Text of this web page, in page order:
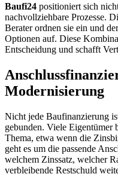
Baufi24 positioniert sich
nachvollziehbare Prozesse.
Berater ordnen sie ein und
Optionen auf. Diese
Entscheidung und schafft
Modernisierung
Nicht jede Baufinanzierung
gebunden. Viele Eigentümer
Thema, etwa wenn die
geht es um die passende
welchem Zinssatz, welcher
verbleibende Restschuld